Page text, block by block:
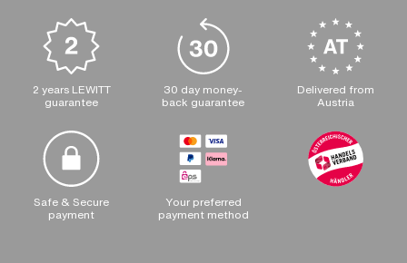
2 years LEWITT
guarantee
30 day money-
back guarantee
Delivered from
Austria
Safe & Secure
payment
Your preferred
payment method